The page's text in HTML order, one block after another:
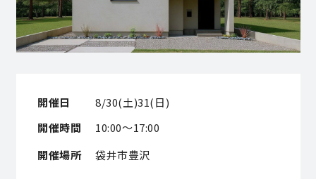
タップで電話をかける
OWNER’S SITE オーナーズサイト
開催日
8/30(土)31(日)
開催時間
10:00～17:00
開催場所
袋井市豊沢